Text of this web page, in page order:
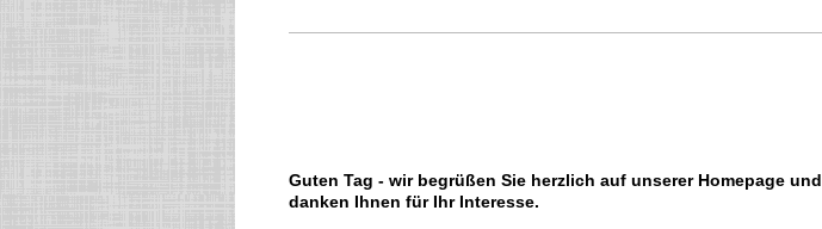
Guten Tag - wir begrüßen Sie herzlich auf unserer Homepage und
danken Ihnen für Ihr Interesse.